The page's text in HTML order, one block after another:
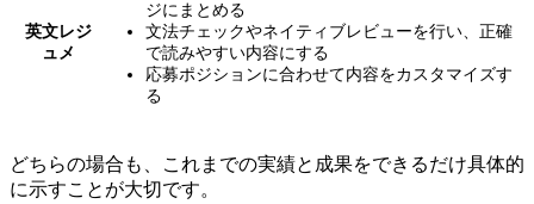
英文レジ
ュメ
ジにまとめる
文法チェックやネイティブレビューを行い、正確
で読みやすい内容にする
応募ポジションに合わせて内容をカスタマイズす
る
どちらの場合も、
これまでの実績と成果をできるだけ具体的
に示すことが大切です。